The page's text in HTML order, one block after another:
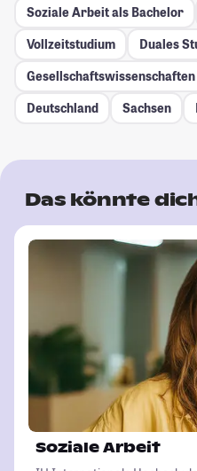
Soziale Arbeit als Bachelor
Vollzeitstudium
Duales
Gesellschafts­wissenschaften
Deutschland
Sachsen
Das könnte
Soziale Arbeit